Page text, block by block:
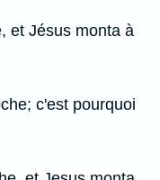
et Jésus monta à
c'est pourquoi